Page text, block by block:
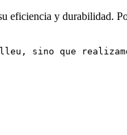
eficiencia y durabilidad.
sino que